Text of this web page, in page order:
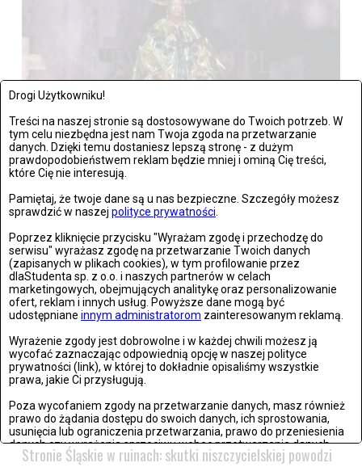
Drogi Użytkowniku!
Treści na naszej stronie są dostosowywane do Twoich potrzeb. W
tym celu niezbędna jest nam Twoja zgoda na przetwarzanie
danych. Dzięki temu dostaniesz lepszą stronę - z dużym
prawdopodobieństwem reklam będzie mniej i ominą Cię treści,
które Cię nie interesują.
Pamiętaj, że twoje dane są u nas bezpieczne. Szczegóły możesz
sprawdzić w naszej polityce prywatności
Poprzez kliknięcie przycisku "Wyrażam zgodę i przechodzę do
serwisu" wyrażasz zgodę na przetwarzanie Twoich danych
(zapisanych w plikach cookies), w tym profilowanie przez
dlaStudenta sp. z o.o. i naszych partnerów w celach
marketingowych, obejmujących analitykę oraz personalizowanie
ofert, reklam i innych usług. Powyższe dane mogą być
udostępniane innym administratorom zainteresowanym reklamą.
Wyrażenie zgody jest dobrowolne i w każdej chwili możesz ją
wycofać zaznaczając odpowiednią opcję w naszej polityce
prywatności (link), w której to dokładnie opisaliśmy wszystkie
prawa, jakie Ci przysługują.
Poza wycofaniem zgody na przetwarzanie danych, masz również
prawo do żądania dostępu do swoich danych, ich sprostowania,
usunięcia lub ograniczenia przetwarzania, prawo do przeniesienia
danych czy wyrażenia sprzeciwu wobec przetwarzania danych.
Wrocław: Romeo i Julia - próba prasowa we wrocławskim
Teatrze Capitol
Stronie Śląskie w ruinach: skutki niszczycielskiej powodzi